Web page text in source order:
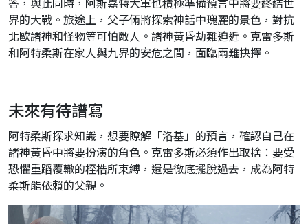
答，與此同時，阿斯嘉特大軍也積極準備預言中將要終結世
界的大戰。旅途上，父子倆將探索神話中瑰麗的景色，對抗
北歐諸神和怪物等可怕敵人。諸神黃昏劫難迫近。克雷多斯
和阿特柔斯在家人與九界的安危之間，面臨兩難抉擇。
未來有待譜寫
阿特柔斯探求知識，想要瞭解「洛基」的預言，確認自己在
諸神黃昏中將要扮演的角色。克雷多斯必須作出取捨：要受
恐懼重蹈覆轍的桎梏所束縛，還是徹底擺脫過去，成為阿特
柔斯能依賴的父親。